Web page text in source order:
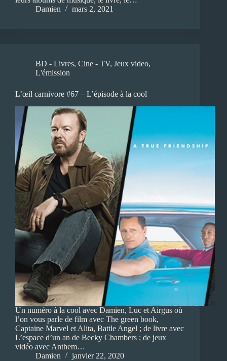
Damien
mars 2, 2021
BD - Livres, Cine - TV, Jeux video,
L'émission
L’œil carnivore #67 – L’épisode à la cool
Un numéro à la cool avec Damien, Luc et Airgus où
l’on vous parle de film avec The green book,
Captaine Marvel et Alita, Battle Angel ; de livre avec
L’espace d’un an de Becky Chambers ; de jeux
vidéo avec Anthem…
Damien
janvier 22, 2020